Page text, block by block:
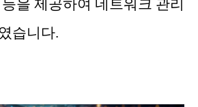
을 제공하여 네트워크 관리
습니다.